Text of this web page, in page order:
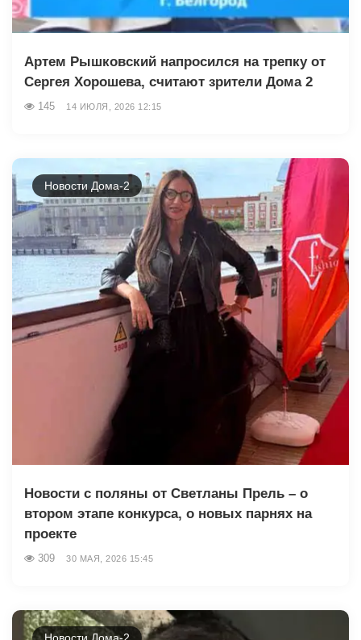
Артем Рышковский напросился на трепку от
Сергея Хорошева, считают зрители Дома 2
145 14 ИЮЛЯ, 2026 12:15
Новости Дома-2
Новости с поляны от Светланы Прель – о
втором этапе конкурса, о новых парнях на
проекте
309 30 МАЯ, 2026 15:45
Новости Дома-2